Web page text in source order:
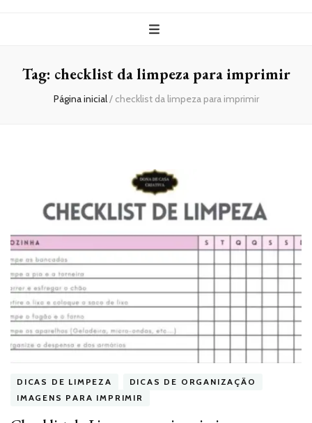
Tag: checklist da limpeza para imprimir
Página inicial/ checklist da limpeza para imprimir
DICAS DE LIMPEZA
DICAS DE ORGANIZAÇÃO
IMAGENS PARA IMPRIMIR